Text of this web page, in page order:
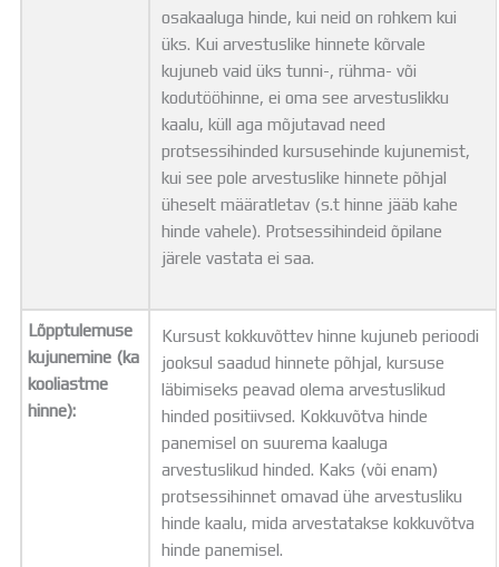
osakaaluga hinde, kui neid on rohkem kui
üks. Kui arvestuslike hinnete kõrvale
kujuneb vaid üks tunni-, rühma- või
kodutööhinne, ei oma see arvestuslikku
kaalu, küll aga mõjutavad need
protsessihinded kursusehinde kujunemist,
kui see pole arvestuslike hinnete põhjal
üheselt määratletav (s.t hinne jääb kahe
hinde vahele). Protsessihindeid õpilane
järele vastata ei saa.
Lõpptulemuse
kujunemine (ka
kooliastme
hinne):
Kursust kokkuvõttev hinne kujuneb perioodi
jooksul saadud hinnete põhjal, kursuse
läbimiseks peavad olema arvestuslikud
hinded positiivsed. Kokkuvõtva hinde
panemisel on suurema kaaluga
arvestuslikud hinded. Kaks (või enam)
protsessihinnet omavad ühe arvestusliku
hinde kaalu, mida arvestatakse kokkuvõtva
hinde panemisel.